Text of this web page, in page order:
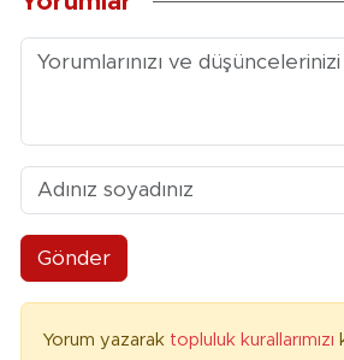
Gönder
Yorum yazarak topluluk kurallarımızı